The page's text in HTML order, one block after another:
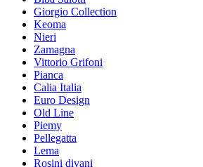
Giorgio Collection
Keoma
Nieri
Zamagna
Vittorio Grifoni
Pianca
Calia Italia
Euro Design
Old Line
Piemy
Pellegatta
Lema
Rosini divani